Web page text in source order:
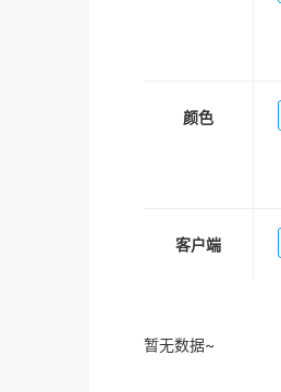
颜色
客户端
暂无数据~